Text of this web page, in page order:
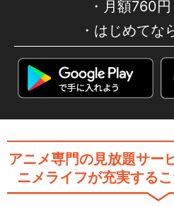
弱
N
舞
舞
月額760円
はじめてな
アニメ専門の見放題サー
ニメライフが充実する